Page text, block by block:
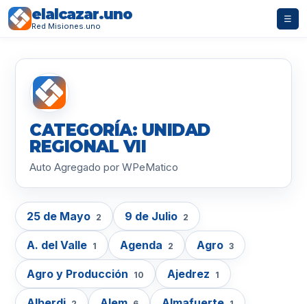
elalcazar.uno
Red Misiones.uno
☰
CATEGORÍA: UNIDAD
REGIONAL VII
Auto Agregado por WPeMatico
25 de Mayo 2 9 de Julio 2
A. del Valle 1 Agenda 2 Agro 3
Agro y Producción 10 Ajedrez 1